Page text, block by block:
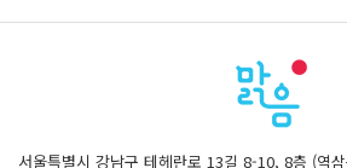
서울특별시 강남구 테헤란로 13길 8-10, 8층 (역